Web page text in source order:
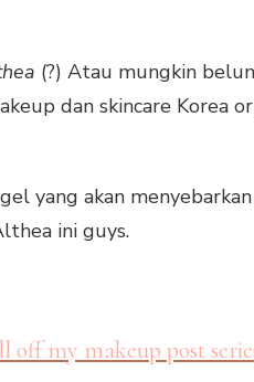
(?) Atau mungkin
dan skincare Korea
yang akan
ini guys.
off my makeup post